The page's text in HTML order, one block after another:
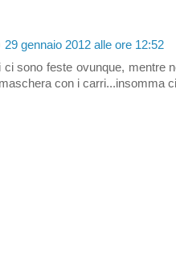
29 gennaio 2012 alle ore 12:52
ci sono feste ovunque, mentre
con i carri...insomma